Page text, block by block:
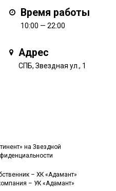
Время работы
10:00 — 22:00
Адрес
СПБ, Звездная ул., 1
на Звездной
– ХК «Адамант»
– УК «Адамант»